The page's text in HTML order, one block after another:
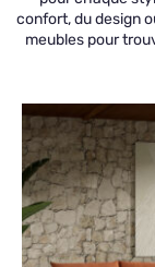
confort, du design
meubles pour